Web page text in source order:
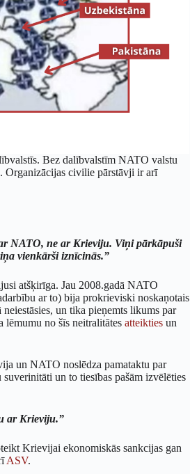
Bez dalībvalstīm NATO valstu
. Organizācijas civilie pārstāvji ir arī
NATO, ne ar Krieviju. Viņi pārkāpuši
vienkārši iznīcinās.”
atšķirīga. Jau 2008.gadā NATO
ar to) bija prokrieviski noskaņotais
un tika pieņemts likums par
lēmumu no šīs neitralitātes atteikties un
un NATO noslēdza pamataktu par
un to tiesības pašām izvēlēties
ar Krieviju.”
Krievijai ekonomiskās sankcijas gan
ASV.